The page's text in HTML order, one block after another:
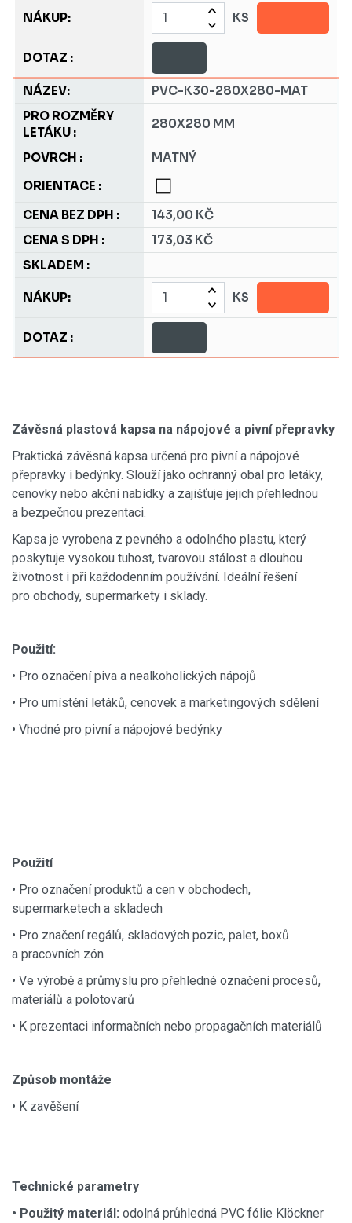
Závěsná plastová kapsa na nápojové a pivní přepravky
Praktická závěsná kapsa určená pro pivní a nápojové
přepravky i bedýnky. Slouží jako ochranný obal pro letáky,
cenovky nebo akční nabídky a zajišťuje jejich přehlednou
a bezpečnou prezentaci.
Kapsa je vyrobena z pevného a odolného plastu, který
poskytuje vysokou tuhost, tvarovou stálost a dlouhou
životnost i při každodenním používání. Ideální řešení
pro obchody, supermarkety i sklady.
Použití:
• Pro označení piva a nealkoholických nápojů
• Pro umístění letáků, cenovek a marketingových sdělení
• Vhodné pro pivní a nápojové bedýnky
Použití
• Pro označení produktů a cen v obchodech,
supermarketech a skladech
• Pro značení regálů, skladových pozic, palet, boxů
a pracovních zón
• Ve výrobě a průmyslu pro přehledné označení procesů,
materiálů a polotovarů
• K prezentaci informačních nebo propagačních materiálů
Způsob montáže
• K zavěšení
Technické parametry
• Použitý materiál: odolná průhledná PVC fólie Klöckner
KS
PVC-K30-280X280-MAT
280X280 MM
MATNÝ
143,00 KČ
173,03 KČ
KS